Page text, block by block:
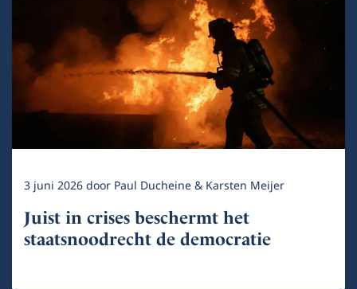
3 juni 2026door Paul Ducheine & Karsten Meijer
Juist in crises beschermt het
staatsnoodrecht de democratie